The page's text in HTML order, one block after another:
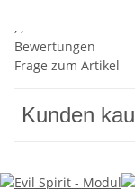
, ,
Bewertungen
Frage zum Artikel
Kunden